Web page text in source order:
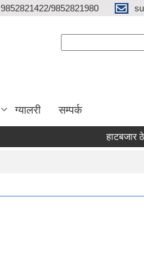
9852821422/9852821980
ग्यालरी सम्पर्क
हाटबजार